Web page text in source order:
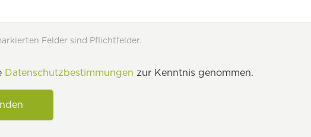
Felder sind Pflichtfelder.
Datenschutzbestimmungen zur Kenntnis genommen.